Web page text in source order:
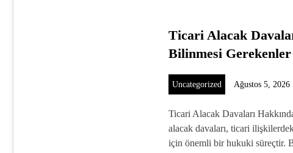
Ticari Alacak
Bilinmesi Gerekenler
Uncategorized Ağustos 5, 2026
Ticari Alacak Davaları
alacak davaları, ticari
için önemli bir hukuki